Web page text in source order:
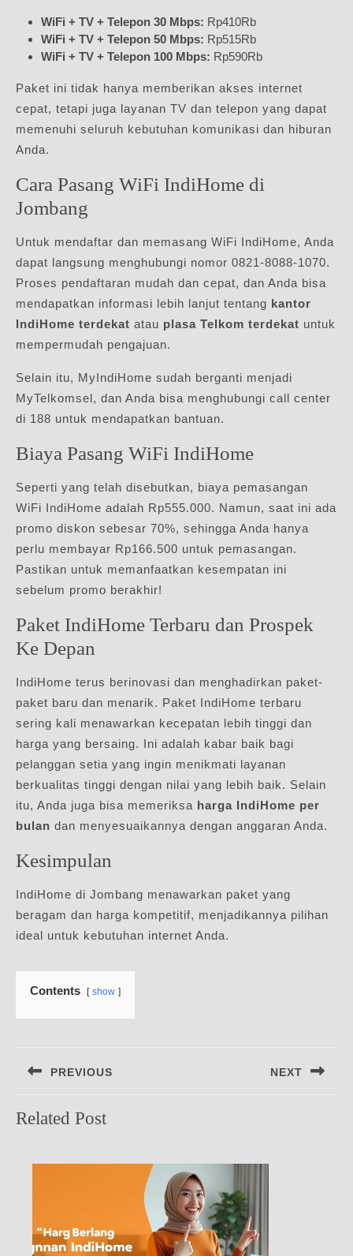
WiFi + TV + Telepon 30 Mbps: Rp410Rb
WiFi + TV + Telepon 50 Mbps: Rp515Rb
WiFi + TV + Telepon 100 Mbps: Rp590Rb
Paket ini tidak hanya memberikan akses internet
cepat, tetapi juga layanan TV dan telepon yang dapat
memenuhi seluruh kebutuhan komunikasi dan hiburan
Anda.
Cara Pasang WiFi IndiHome di
Jombang
Untuk mendaftar dan memasang WiFi IndiHome, Anda
dapat langsung menghubungi nomor 0821-8088-1070.
Proses pendaftaran mudah dan cepat, dan Anda bisa
mendapatkan informasi lebih lanjut tentang kantor
IndiHome terdekat atau plasa Telkom terdekat untuk
mempermudah pengajuan.
Selain itu, MyIndiHome sudah berganti menjadi
MyTelkomsel, dan Anda bisa menghubungi call center
di 188 untuk mendapatkan bantuan.
Biaya Pasang WiFi IndiHome
Seperti yang telah disebutkan, biaya pemasangan
WiFi IndiHome adalah Rp555.000. Namun, saat ini ada
promo diskon sebesar 70%, sehingga Anda hanya
perlu membayar Rp166.500 untuk pemasangan.
Pastikan untuk memanfaatkan kesempatan ini
sebelum promo berakhir!
Paket IndiHome Terbaru dan Prospek
Ke Depan
IndiHome terus berinovasi dan menghadirkan paket-
paket baru dan menarik. Paket IndiHome terbaru
sering kali menawarkan kecepatan lebih tinggi dan
harga yang bersaing. Ini adalah kabar baik bagi
pelanggan setia yang ingin menikmati layanan
berkualitas tinggi dengan nilai yang lebih baik. Selain
itu, Anda juga bisa memeriksa harga IndiHome per
bulan dan menyesuaikannya dengan anggaran Anda.
Kesimpulan
IndiHome di Jombang menawarkan paket yang
beragam dan harga kompetitif, menjadikannya pilihan
ideal untuk kebutuhan internet Anda.
Contents show
pos
PREVIOUS
post:
NEXT
Related Post